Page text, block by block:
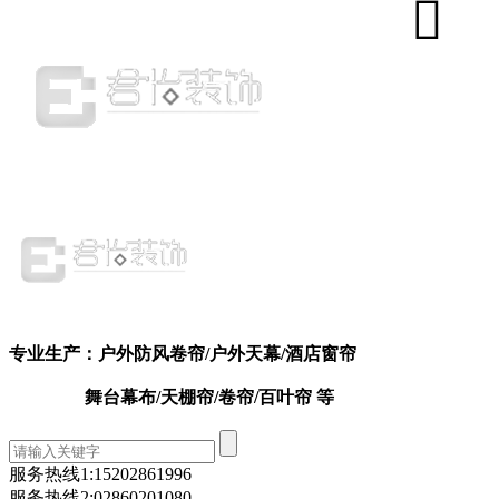
专业生产：户外防风卷帘/户外天幕/酒店窗帘
舞台幕布/天棚帘/卷帘/百叶帘 等
服务热线1:15202861996